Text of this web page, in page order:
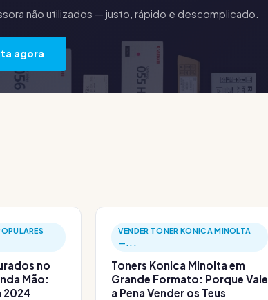
não utilizados — justo, rápido e descomplicado.
agora
no
Mão:
2024
VENDER TONER KONICA MINOLTA
—...
Toners Konica Minolta em
Grande Formato: Porque Vale
a Pena Vender os Teus